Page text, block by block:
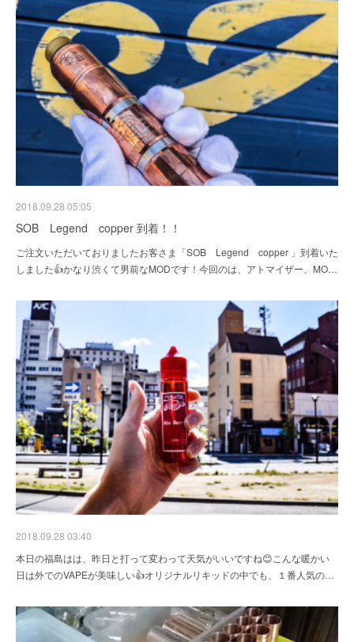
2018.09.28 05:05
SOB Legend copper 到着！！
ご注文いただいておりましたお客さま「SOB Legend copper 」到着いた
しました👍かなり渋くて男前なMODです！今回のは、アトマイザー、MO…
2018.09.28 03:40
本日の福島はは、昨日と打って変わって天気がいいですね😊こんな暖かい
日は外でのVAPEが美味しい👍オリジナルリキッドの中でも、１番人気の…